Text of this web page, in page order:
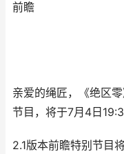
前瞻
亲爱的绳匠，《绝区
节目，将于7月4日
2.1版本前瞻特别节目